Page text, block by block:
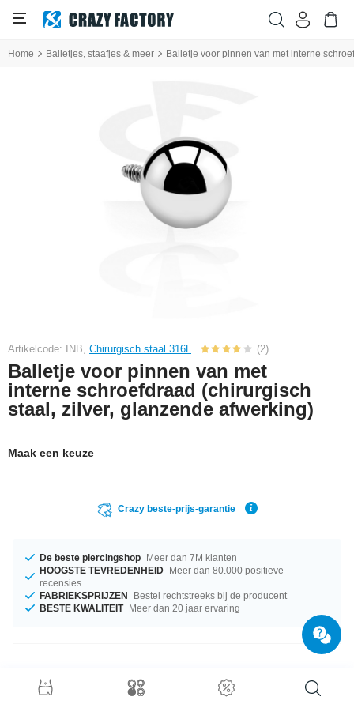
Home Balletjes, staafjes & meer Balletje voor pinnen van met interne
Artikelcode: INB, Chirurgisch staal 316L (2)
Balletje voor pinnen van met
interne schroefdraad (chirurgisch
staal, zilver, glanzende afwerking)
Maak een keuze
Crazy beste-prijs-garantie
De beste piercingshop Meer dan 7M klanten
HOOGSTE TEVREDENHEID Meer dan 80.000 positieve
recensies.
FABRIEKSPRIJZEN
Bestel rechtstreeks bij de producent
BESTE KWALITEIT Meer dan 20 jaar ervaring
Productgegevens